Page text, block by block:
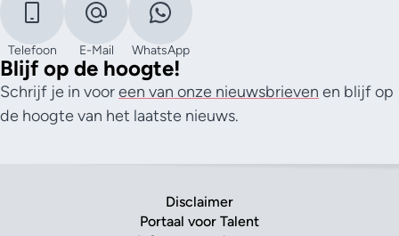
Telefoon E-Mail WhatsApp
Blijf op de hoogte!
Schrijf je in vooreen van onze nieuwsbrieven en blijf op
de hoogte van het laatste nieuws.
Disclaimer
Portaal voor Talent